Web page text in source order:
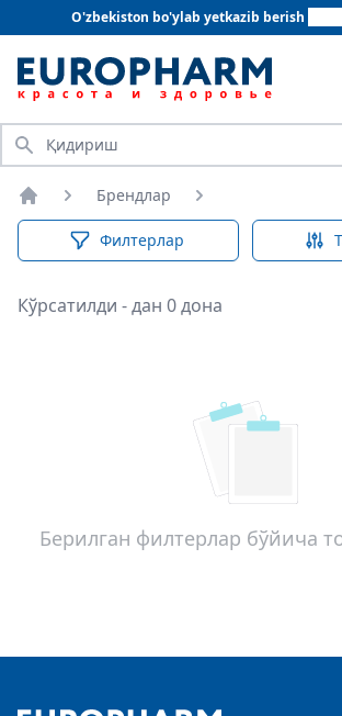
O'zbekiston bo'ylab yetkazib berish
Қидириш
Бош саҳифа
Брендлар
Филтерлар
Кўрсатилди - дан 0 дона
Берилган филтерлар бўйича